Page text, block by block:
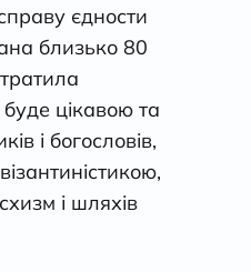
єдности
близько 80
цікавою та
і богословів,
і шляхів